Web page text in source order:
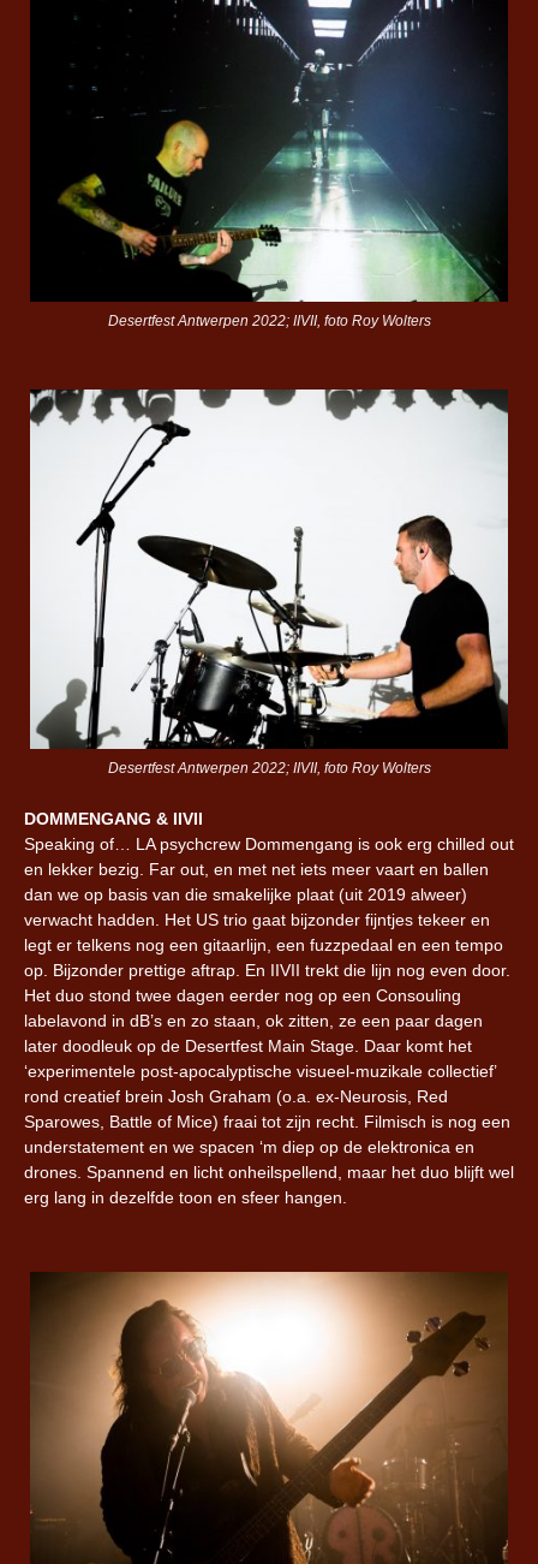
Desertfest Antwerpen 2022; IIVII, foto Roy Wolters
Desertfest Antwerpen 2022; IIVII, foto Roy Wolters
DOMMENGANG & IIVII
Speaking of… LA psychcrew Dommengang is ook erg chilled out
en lekker bezig. Far out, en met net iets meer vaart en ballen
dan we op basis van die smakelijke plaat (uit 2019 alweer)
verwacht hadden. Het US trio gaat bijzonder fijntjes tekeer en
legt er telkens nog een gitaarlijn, een fuzzpedaal en een tempo
op. Bijzonder prettige aftrap. En IIVII trekt die lijn nog even door.
Het duo stond twee dagen eerder nog op een Consouling
labelavond in dB’s en zo staan, ok zitten, ze een paar dagen
later doodleuk op de Desertfest Main Stage. Daar komt het
‘experimentele post-apocalyptische visueel-muzikale collectief’
rond creatief brein Josh Graham (o.a. ex-Neurosis, Red
Sparowes, Battle of Mice) fraai tot zijn recht. Filmisch is nog een
understatement en we spacen ‘m diep op de elektronica en
drones. Spannend en licht onheilspellend, maar het duo blijft wel
erg lang in dezelfde toon en sfeer hangen.